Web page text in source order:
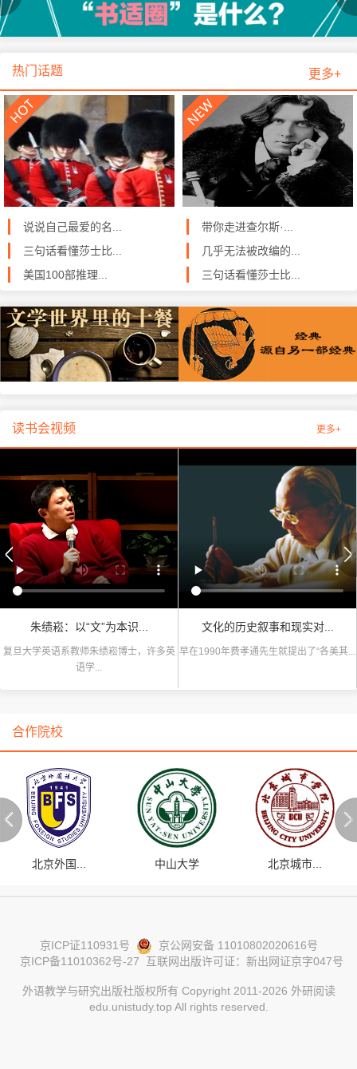
热门话题 更多+
说说自己最爱的名...
三句话看懂莎士比...
美国100部推理...
带你走进查尔斯·...
几乎无法被改编的...
三句话看懂莎士比...
读书会视频 更多+
朱绩崧：以“文”为本识...
复旦大学英语系教师朱绩崧博士，许多英
语学...
文化的历史叙事和现实对...
早在1990年费孝通先生就提出了“各美其...
合作院校
北京外国... 中山大学 北京城市...
京ICP证110931号
京公网安备 11010802020616号
京ICP备11010362号-27 互联网出版许可证：新出网证京字047号
外语教学与研究出版社版权所有 Copyright 2011-2026 外研阅读
edu.unistudy.top All rights reserved.